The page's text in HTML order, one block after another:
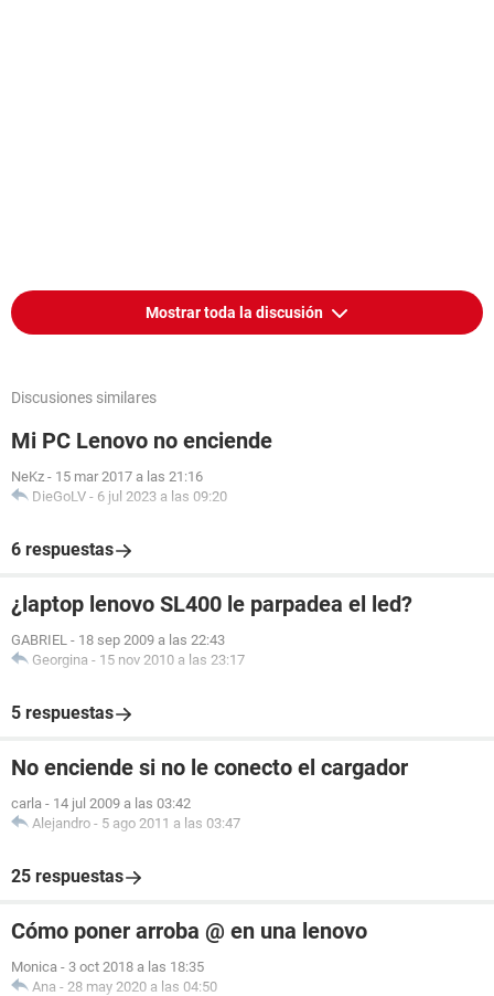
Mostrar toda la discusión
Discusiones similares
Mi PC Lenovo no enciende
NeKz - 15 mar 2017 a las 21:16
DieGoLV - 6 jul 2023 a las 09:20
6 respuestas
¿laptop lenovo SL400 le parpadea el led?
GABRIEL - 18 sep 2009 a las 22:43
Georgina - 15 nov 2010 a las 23:17
5 respuestas
No enciende si no le conecto el cargador
carla - 14 jul 2009 a las 03:42
Alejandro - 5 ago 2011 a las 03:47
25 respuestas
Cómo poner arroba @ en una lenovo
Monica - 3 oct 2018 a las 18:35
Ana - 28 may 2020 a las 04:50